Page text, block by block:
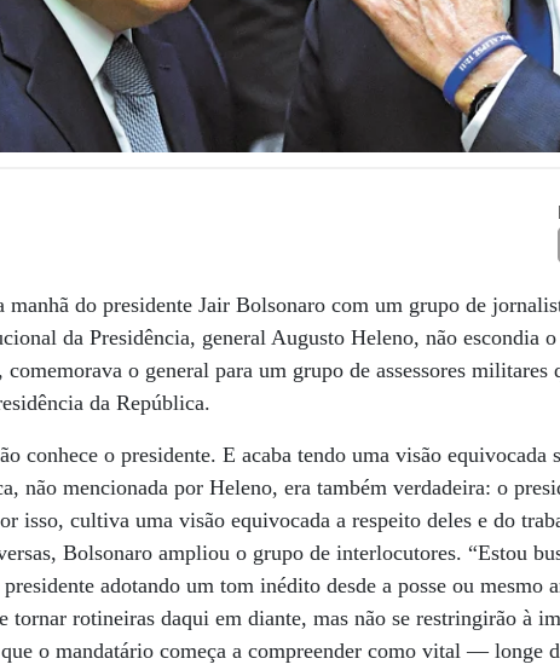
do presidente Jair Bolsonaro com um grupo de
da Presidência, general Augusto Heleno, não escondia
comemorava o general para um grupo de assessores militares
da República.
conhece o presidente. E acaba tendo uma visão equivocada
não mencionada por Heleno, era também verdadeira: o
isso, cultiva uma visão equivocada a respeito deles e do
Bolsonaro ampliou o grupo de interlocutores. “Estou
adotando um tom inédito desde a posse ou mesmo
tornar rotineiras daqui em diante, mas não se restringirão à
o mandatário começa a compreender como vital — longe